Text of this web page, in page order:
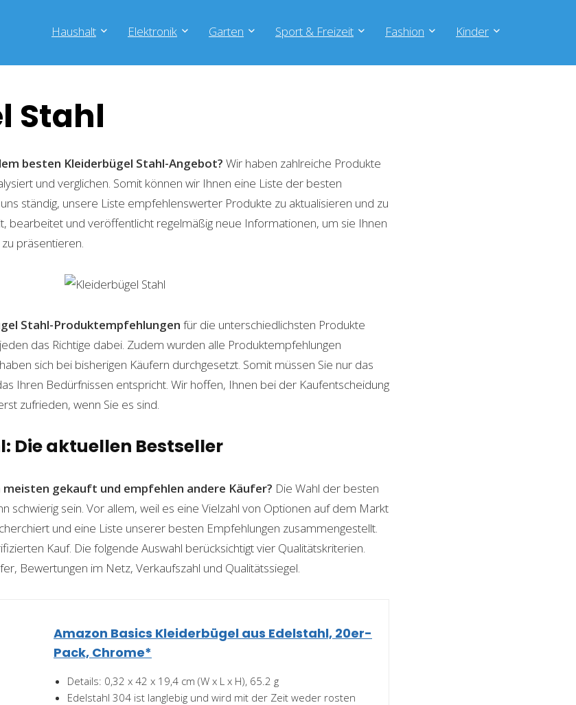
Haushalt Elektronik Garten Sport & Freizeit Fashion Kinder
Stahl
besten Kleiderbügel Stahl-Angebot? Wir haben zahlreiche Produkte
und verglichen. Somit können wir Ihnen eine Liste der besten
ständig, unsere Liste empfehlenswerter Produkte zu aktualisieren und zu
bearbeitet und veröffentlicht regelmäßig neue Informationen, um sie Ihnen
präsentieren.
Stahl-Produktempfehlungen für die unterschiedlichsten Produkte
das Richtige dabei. Zudem wurden alle Produktempfehlungen
sich bei bisherigen Käufern durchgesetzt. Somit müssen Sie nur das
Ihren Bedürfnissen entspricht. Wir hoffen, Ihnen bei der Kaufentscheidung
zufrieden, wenn Sie es sind.
Die aktuellen Bestseller
gekauft und empfehlen andere Käufer? Die Wahl der besten
schwierig sein. Vor allem, weil es eine Vielzahl von Optionen auf dem Markt
und eine Liste unserer besten Empfehlungen zusammengestellt.
Kauf. Die folgende Auswahl berücksichtigt vier Qualitätskriterien.
Bewertungen im Netz, Verkaufszahl und Qualitätssiegel.
Amazon Basics Kleiderbügel aus Edelstahl, 20er-
Pack, Chrome*
Details: 0,32 x 42 x 19,4 cm (W x L x H), 65.2 g
Edelstahl 304 ist langlebig und wird mit der Zeit weder rosten